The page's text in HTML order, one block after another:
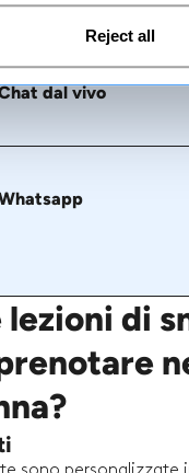
Reject all
dal vivo
lezioni di